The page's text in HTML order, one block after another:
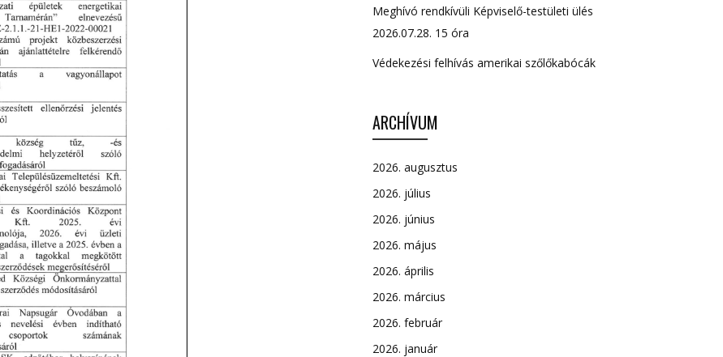
Meghívó rendkívüli Képviselő-testületi ülés
2026.07.28. 15 óra
Védekezési felhívás amerikai szőlőkabócák
ARCHÍVUM
2026. augusztus
2026. július
2026. június
2026. május
2026. április
2026. március
2026. február
2026. január